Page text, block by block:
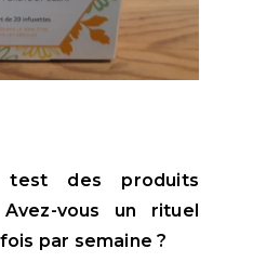
des produits
vous un rituel
par semaine ?